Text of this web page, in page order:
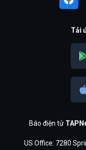
Tải
Báo điện tử
US Office: 7280